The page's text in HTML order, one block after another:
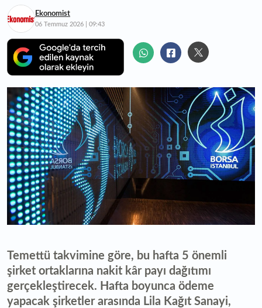
Ekonomist
06 Temmuz 2026 | 09:43
Temettü takvimine göre, bu hafta 5 önemli
şirket ortaklarına nakit kâr payı dağıtımı
gerçekleştirecek. Hafta boyunca ödeme
yapacak şirketler arasında Lila Kağıt Sanayi,